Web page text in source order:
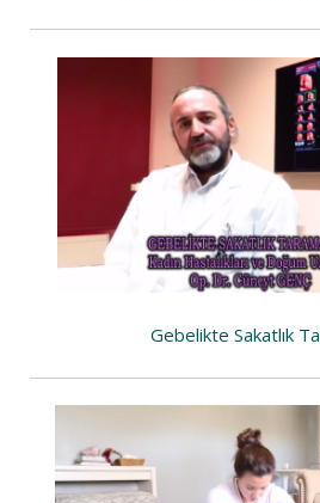
Gebelikte Sakatlık